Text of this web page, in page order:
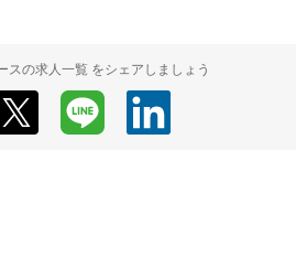
スの求人一覧 をシェアしましょう